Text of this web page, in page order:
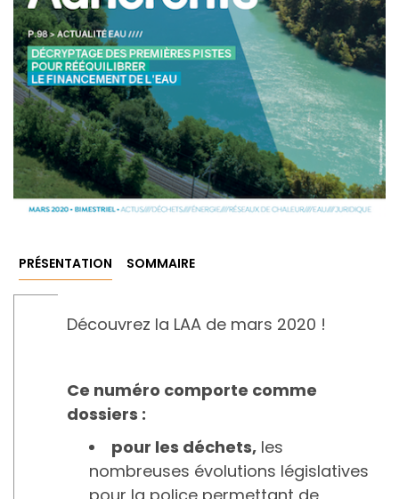
PRÉSENTATION SOMMAIRE
Découvrez la LAA de mars 2020 !
Ce numéro comporte comme
dossiers :
pour les déchets, les
nombreuses évolutions législatives